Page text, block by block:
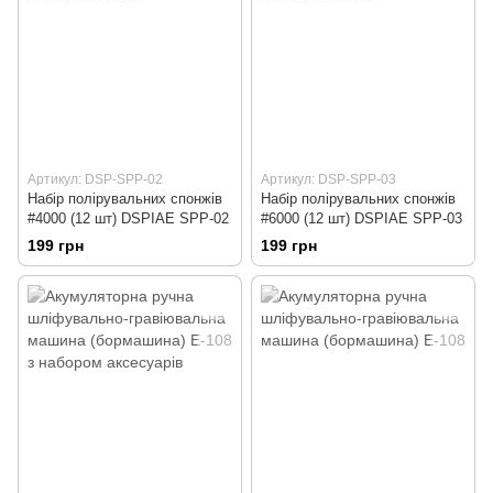
Артикул: DSP-SPP-02
Набір полірувальних спонжів
#4000 (12 шт) DSPIAE SPP-02
199 грн
Артикул: DSP-SPP-03
Набір полірувальних спонжів
#6000 (12 шт) DSPIAE SPP-03
199 грн